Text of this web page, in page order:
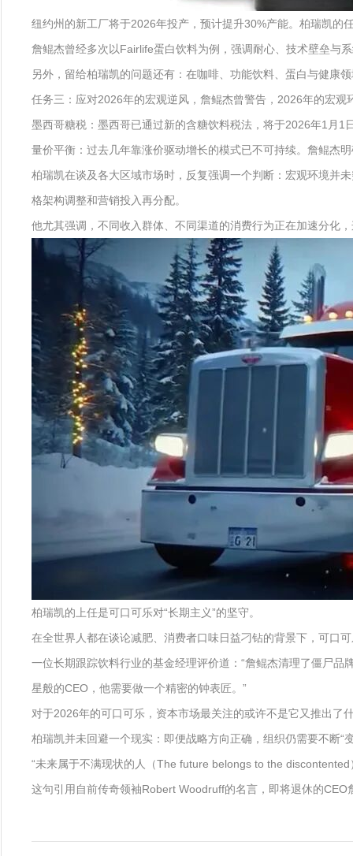
纽约州的新工厂将于2026年投产，预计提升30%产能。柏瑞凯
詹鲲杰曾经多次以Fairlife蛋白饮料为例，强调耐心、技术壁垒与
另外，留给柏瑞凯的问题还有：在咖啡、功能饮料、蛋白与健康
任务三：应对2026年的宏观逆风，詹鲲杰曾警告，2026年的宏观
墨西哥糖税：墨西哥已通过新的含糖饮料税法，将于2026年1月
量价平衡：过去几年靠涨价驱动增长的模式已不可持续。詹鲲杰
柏瑞凯在谈及各大区域市场时，反复强调一个判断：宏观环境并
格架构调整和营销投入再分配。
他尤其强调，不同收入群体、不同渠道的消费行为正在加速分化
柏瑞凯的上任是可口可乐对“长期主义”的坚守。
在全世界人都在谈论减肥、消费者口味日益刁钻的背景下，可口
一位长期跟踪饮料行业的基金经理评价道：“詹鲲杰清理了僵尸
星般的CEO，他需要做一个精密的钟表匠。”
对于2026年的可口可乐，资本市场最关注的或许不是它又推出了
柏瑞凯并未回避一个现实：即便战略方向正确，组织仍需要不断
“未来属于不满现状的人（The future belongs to the discontented
这句引用自前传奇领袖Robert Woodruff的名言，即将退休的